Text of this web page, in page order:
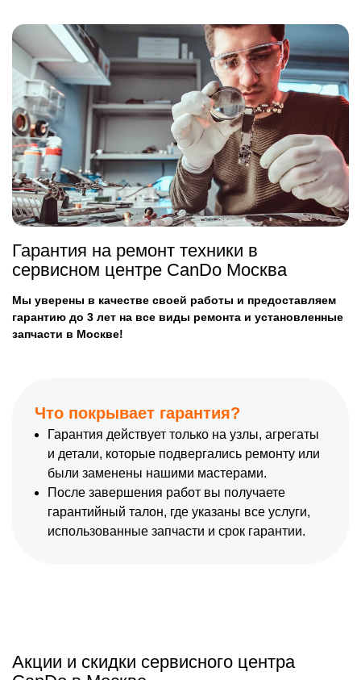
Гарантия на ремонт техники в
сервисном центре CanDo Москва
Мы уверены в качестве своей работы и предоставляем
гарантию до 3 лет на все виды ремонта и установленные
запчасти в Москве!
Что покрывает гарантия?
Гарантия действует только на узлы, агрегаты
и детали, которые подвергались ремонту или
были заменены нашими мастерами.
После завершения работ вы получаете
гарантийный талон, где указаны все услуги,
использованные запчасти и срок гарантии.
Акции и скидки сервисного центра